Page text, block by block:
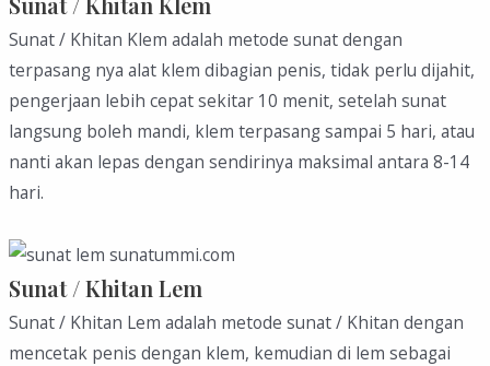
Sunat / Khitan Klem adalah metode sunat dengan
terpasang nya alat klem dibagian penis, tidak perlu dijahit,
pengerjaan lebih cepat sekitar 10 menit, setelah sunat
langsung boleh mandi, klem terpasang sampai 5 hari, atau
nanti akan lepas dengan sendirinya maksimal antara 8-14
hari.
Sunat / Khitan Lem
Sunat / Khitan Lem adalah metode sunat / Khitan dengan
mencetak penis dengan klem, kemudian di lem sebagai